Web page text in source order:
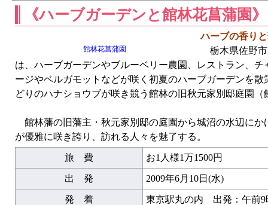
《ハーブガーデンと館林花菖蒲園
館林花菖蒲園
ハーブの香り
栃木県佐野市
は、ハーブガーデンやブルーベリー農園、レストラン、
ージやベルガモットなどが咲く初夏のハーブガーデンを
どりのハナショウブが咲き競う館林の旧秋元家別邸庭園（
館林藩の旧藩主・秋元家別邸の庭園から城沼の水辺にか
が優雅に咲き誇り、訪れる人々を魅了する。
旅 費 お1人様1万1500円
出 発 2009年6月10日(水)
発 着 東京駅丸の内 出発：午前9